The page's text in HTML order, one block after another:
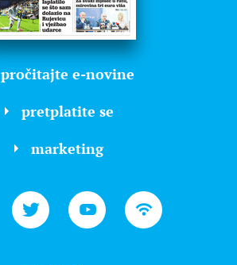
pročitajte e-novine
pretplatite se
marketing